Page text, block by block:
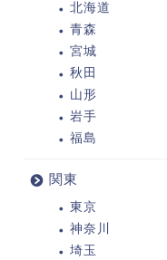
北海道
青森
宮城
秋田
山形
岩手
福島
関東
東京
神奈川
埼玉